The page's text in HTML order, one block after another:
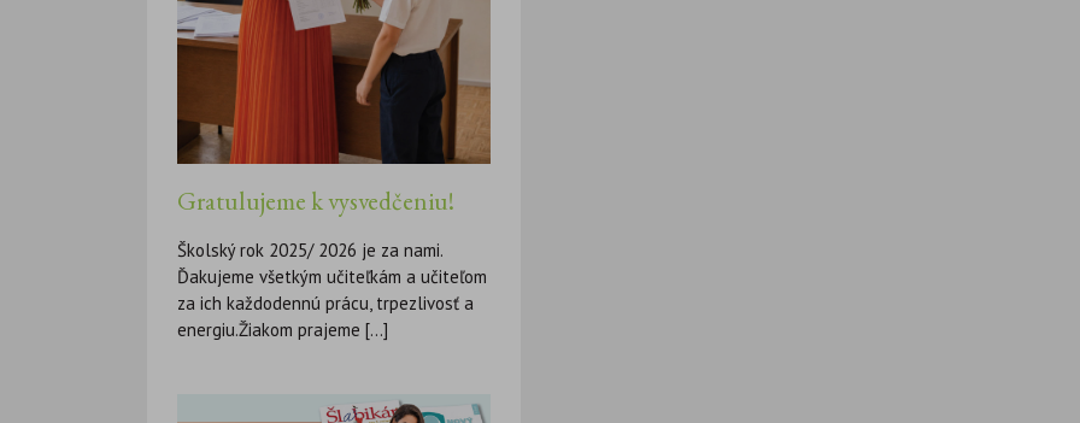
Gratulujeme k vysvedčeniu!
Školský rok 2025/ 2026 je za nami.
Ďakujeme všetkým učiteľkám a učiteľom
za ich každodennú prácu, trpezlivosť a
energiu.Žiakom prajeme [...]